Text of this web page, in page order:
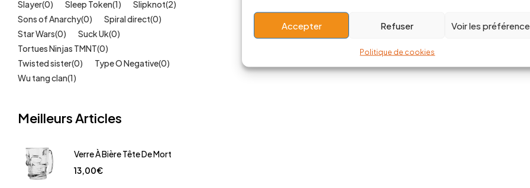
Accepter Refuser Voir les
Politique de cookies
Slayer(0) Sleep Token(1) Slipknot(2)
Sons of Anarchy(0) Spiral direct(0)
Star Wars(0) Suck Uk(0)
Tortues Ninjas TMNT(0)
Twisted sister(0) Type O Negative(0)
Wu tang clan(1)
Meilleurs Articles
Verre À Bière Tête De Mort
13,00€